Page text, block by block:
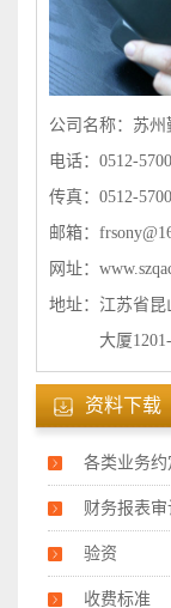
公司名称：苏
电话：0512-
传真：0512-
邮箱：
网址：
地址：江苏省昆
大厦1201-
资料下载
各类业务约
财务报表审
验资
收费标准